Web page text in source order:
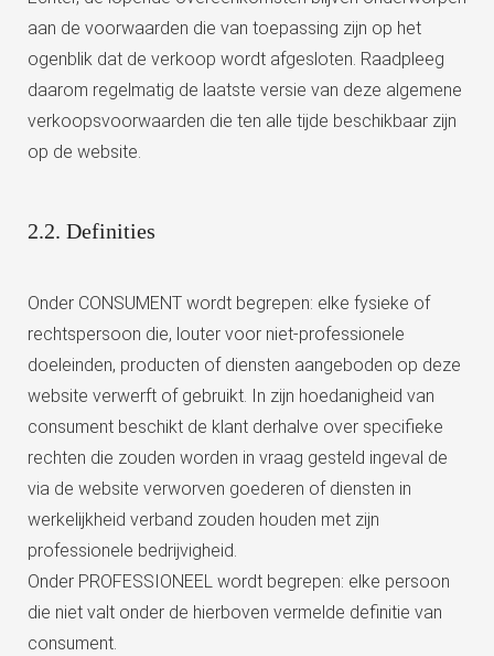
aan de voorwaarden die van toepassing zijn op het
ogenblik dat de verkoop wordt afgesloten. Raadpleeg
daarom regelmatig de laatste versie van deze algemene
verkoopsvoorwaarden die ten alle tijde beschikbaar zijn
op de website.
2.2. Definities
Onder CONSUMENT wordt begrepen: elke fysieke of
rechtspersoon die, louter voor niet-professionele
doeleinden, producten of diensten aangeboden op deze
website verwerft of gebruikt. In zijn hoedanigheid van
consument beschikt de klant derhalve over specifieke
rechten die zouden worden in vraag gesteld ingeval de
via de website verworven goederen of diensten in
werkelijkheid verband zouden houden met zijn
professionele bedrijvigheid.
Onder PROFESSIONEEL wordt begrepen: elke persoon
die niet valt onder de hierboven vermelde definitie van
consument.